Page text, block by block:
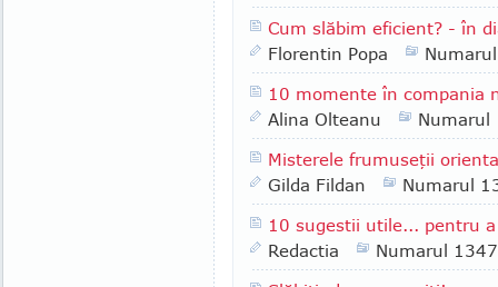
Cum slăbim eficient? - în
Florentin Popa
10 momente în compania
Alina Olteanu
Numarul
Misterele frumuseţii
Gilda Fildan
Numarul
10 sugestii utile... pentru
Redactia
Numarul 1347